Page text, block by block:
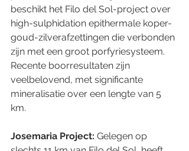
beschikt het Filo del Sol-project over
high-sulphidation epithermale koper-
goud-zilverafzettingen die verbonden
zijn met een groot porfyriesysteem.
Recente boorresultaten zijn
veelbelovend, met significante
mineralisatie over een lengte van 5
km.
Josemaria Project: Gelegen op